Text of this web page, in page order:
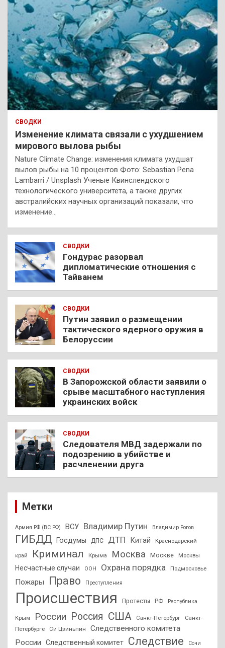
СВОДКИ
Изменение климата связали с ухудшением
мирового вылова рыбы
Nature Climate Change: изменения климата ухудшат
вылов рыбы на 10 процентов Фото: Sebastian Pena
Lambarri / Unsplash Ученые Квинслендского
технологического университета, а также других
австралийских научных организаций показали, что
изменение…
СВОДКИ
Гондурас разорвал
дипломатические отношения с
Тайванем
СВОДКИ
Путин заявил о размещении
тактического ядерного оружия в
Белоруссии
СВОДКИ
В Запорожской области заявили о
срыве масштабного наступления
украинских войск
СВОДКИ
Следователя МВД задержали по
подозрению в убийстве и
расчленении друга
Метки
Армия РФ (ВС РФ) ВСУ Владимир Путин Владимир Рогов
ГИБДД Госдумы ДПС ДТП Китай Краснодарский
край Криминал Крыма Москва Москве Москвы
Несчастные случаи ООН Охрана порядка Подмосковье
Пожары Право Преступления
Происшествия Протесты РФ Республика
Крым России Россия США Санкт-Петербург
Санкт-
Петербурге
Си Цзиньпин
Следственного комитета
России
Следственный комитет Следствие Сочи